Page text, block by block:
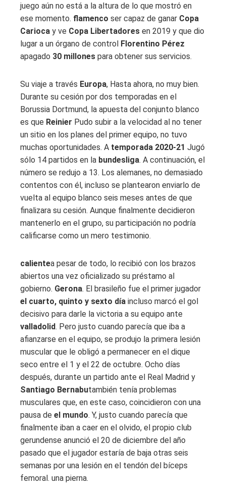
juego aún no está a la altura de lo que mostró en
ese momento. flamenco ser capaz de ganar Copa
Carioca y ve Copa Libertadores en 2019 y que dio
lugar a un órgano de control Florentino Pérez
apagado 30 millones para obtener sus servicios.
Su viaje a través Europa, Hasta ahora, no muy bien.
Durante su cesión por dos temporadas en el
Borussia Dortmund, la apuesta del conjunto blanco
es que Reinier Pudo subir a la velocidad al no tener
un sitio en los planes del primer equipo, no tuvo
muchas oportunidades. A temporada 2020-21 Jugó
sólo 14 partidos en la bundesliga. A continuación, el
número se redujo a 13. Los alemanes, no demasiado
contentos con él, incluso se plantearon enviarlo de
vuelta al equipo blanco seis meses antes de que
finalizara su cesión. Aunque finalmente decidieron
mantenerlo en el grupo, su participación no podría
calificarse como un mero testimonio.
calientea pesar de todo, lo recibió con los brazos
abiertos una vez oficializado su préstamo al
gobierno. Gerona. El brasileño fue el primer jugador
el cuarto, quinto y sexto día incluso marcó el gol
decisivo para darle la victoria a su equipo ante
valladolid. Pero justo cuando parecía que iba a
afianzarse en el equipo, se produjo la primera lesión
muscular que le obligó a permanecer en el dique
seco entre el 1 y el 22 de octubre. Ocho días
después, durante un partido ante el Real Madrid y
Santiago Bernabutambién tenía problemas
musculares que, en este caso, coincidieron con una
pausa de el mundo. Y, justo cuando parecía que
finalmente iban a caer en el olvido, el propio club
gerundense anunció el 20 de diciembre del año
pasado que el jugador estaría de baja otras seis
semanas por una lesión en el tendón del bíceps
femoral. una pierna.